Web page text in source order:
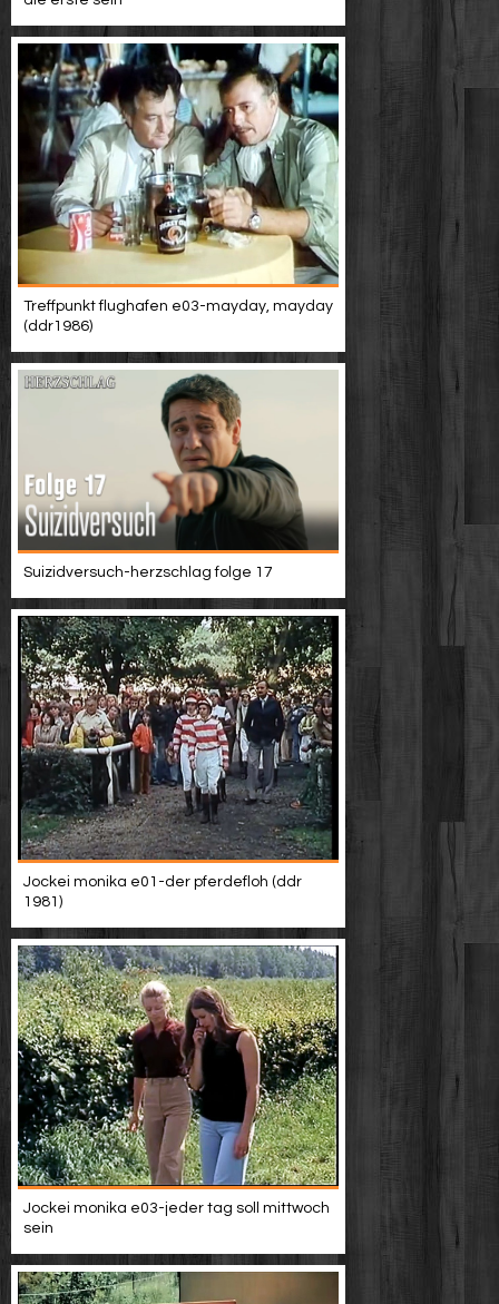
Treffpunkt flughafen e03-mayday, mayday
(ddr1986)
Suizidversuch-herzschlag folge 17
Jockei monika e01-der pferdefloh (ddr
1981)
Jockei monika e03-jeder tag soll mittwoch
sein